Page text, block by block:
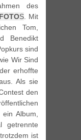
des
FOTOS. Mit
Tom,
Benedikt
sind
Wir Sind
erhoffte
Als sie
den
Album,
getrennte
ist